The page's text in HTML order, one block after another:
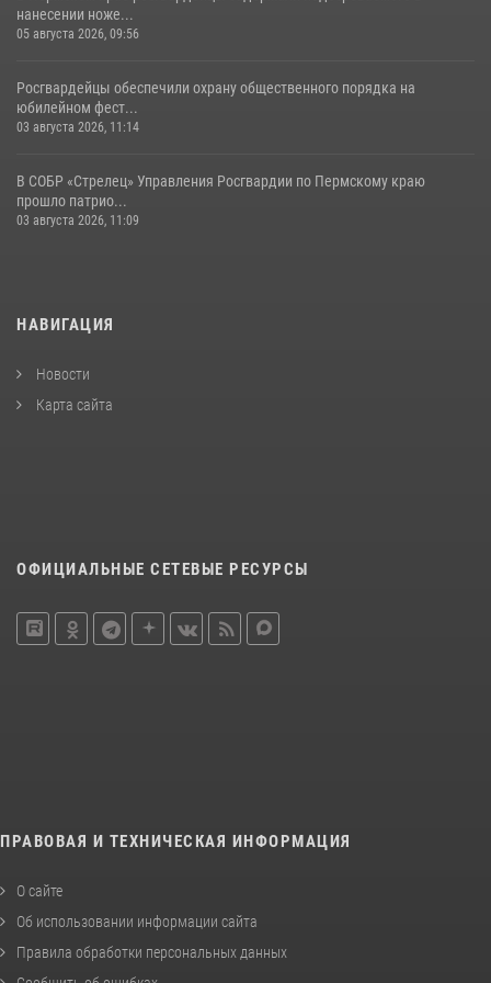
нанесении ноже...
05 августа 2026, 09:56
Росгвардейцы обеспечили охрану общественного порядка на
юбилейном фест...
03 августа 2026, 11:14
В СОБР «Стрелец» Управления Росгвардии по Пермскому краю
прошло патрио...
03 августа 2026, 11:09
НАВИГАЦИЯ
Новости
Карта сайта
ОФИЦИАЛЬНЫЕ СЕТЕВЫЕ РЕСУРСЫ
ПРАВОВАЯ И ТЕХНИЧЕСКАЯ ИНФОРМАЦИЯ
О сайте
Об использовании информации сайта
Правила обработки персональных данных